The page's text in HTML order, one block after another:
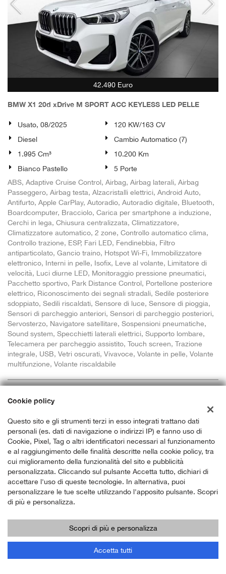
42.490 Euro
BMW X1 20d xDrive M SPORT ACC KEYLESS LED PELLE
Usato, 08/2025
120 KW/163 CV
Diesel
Cambio Automatico (7)
1.995 Cm³
10.200 Km
Bianco Pastello
5 Porte
ABS, Adaptive Cruise Control, Airbag, Airbag laterali, Airbag
Passeggero, Airbag testa, Alzacristalli elettrici, Android Auto,
Antifurto, Apple CarPlay, Autoradio, Autoradio digitale, Bluetooth,
Boardcomputer, Bracciolo, Carica per smartphone a induzione,
Cerchi in lega, Chiusura centralizzata, Climatizzatore,
Climatizzatore automatico, 2 zone, Controllo automatico clima,
Controllo trazione, ESP, Fari LED, Fendinebbia, Filtro
antiparticolato, Gancio traino, Hotspot Wi-Fi, Immobilizzatore
elettronico, Interni in pelle, Isofix, Leve al volante, Limitatore di
velocità, Luci diurne LED, Monitoraggio pressione pneumatici,
Pacchetto sportivo, Park Distance Control, Portellone posteriore
elettrico, Riconoscimento dei segnali stradali, Sedile posteriore
sdoppiato, Sedili riscaldati, Sensore di luce, Sensore di pioggia,
Sensori di parcheggio anteriori, Sensori di parcheggio posteriori,
Servosterzo, Navigatore satellitare, Sospensioni pneumatiche,
Sound system, Specchietti laterali elettrici, Supporto lombare,
Telecamera per parcheggio assistito, Touch screen, Trazione
integrale, USB, Vetri oscurati, Vivavoce, Volante in pelle, Volante
multifunzione, Volante riscaldabile
41.900 Euro
ordinabile
Cookie policy
Questo sito e gli strumenti terzi in esso integrati trattano dati
personali (es. dati di navigazione o indirizzi IP) e fanno uso di
Cookie, Pixel, Tag o altri identificatori necessari al funzionamento
e al raggiungimento delle finalità descritte nella cookie policy, tra
cui miglioramento della funzionalità del sito e pubblicità
personalizzata. Cliccando sul pulsante Accetta tutto, dichiari di
accettare l'uso di queste tecnologie. In alternativa, puoi
personalizzare le tue scelte utilizzando l'apposito pulsante. Scopri
di più e personalizza.
Scopri di più e personalizza
Accetta tutti